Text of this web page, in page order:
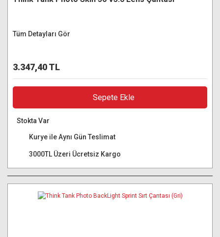
Tüm Detayları Gör
3.347,40 TL
Sepete Ekle
Stokta Var
Kurye ile Aynı Gün Teslimat
3000TL Üzeri Ücretsiz Kargo